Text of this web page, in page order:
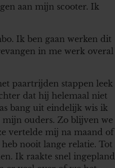
aan mijn scooter. Ik
Ik ben gaan werken dit
in me werk overal
paartrijden stappen leek
dat hij helemaal niet
bang uit eindelijk wis ik
ouders. Zo blijven we
vertelde mij na maand of
nooit lange relatie. Tot
Ik raakte snel ingepland